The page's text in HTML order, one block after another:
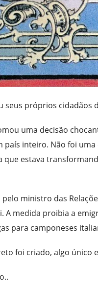
seus próprios cidadãos
uma decisão
país inteiro. Não foi
que estava
ministro das
A medida proibia a
para camponeses
foi criado, algo único